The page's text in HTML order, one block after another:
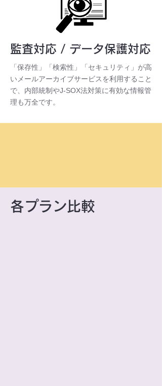
監査対応 / データ保護対応
「保存性」「検索性」「セキュリティ」が高
いメールアーカイブサービスを利用すること
で、内部統制やJ-SOX法対策に有効な情報管
理も万全です。
各プラン比較